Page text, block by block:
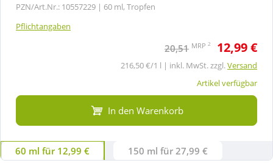
PZN/Art.Nr.: 10557229 | 60 ml, Tropfen
Pflichtangaben
20,51 MRP 2 12,99 €
216,50 €/1 l | inkl. MwSt. zzgl.Versand
Artikel verfügbar
In den Warenkorb
60 ml für 12,99 € 150 ml für 27,99 €